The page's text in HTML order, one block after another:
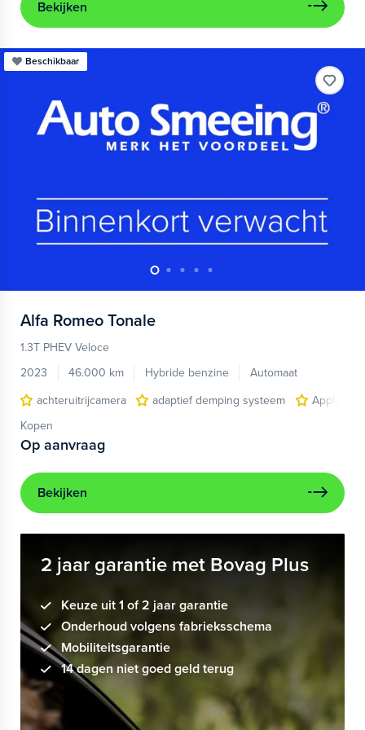
Bekijken
Beschikbaar
Alfa Romeo Tonale
1.3T PHEV Veloce
2023
46.000 km Hybride benzine
Automaat
achteruitrijcamera
adaptief demping systeem
Apple
Kopen
Op aanvraag
Bekijken
2 jaar garantie met Bovag Plus
Keuze uit 1 of 2 jaar garantie
Onderhoud volgens fabrieksschema
Mobiliteitsgarantie
14 dagen niet goed geld terug